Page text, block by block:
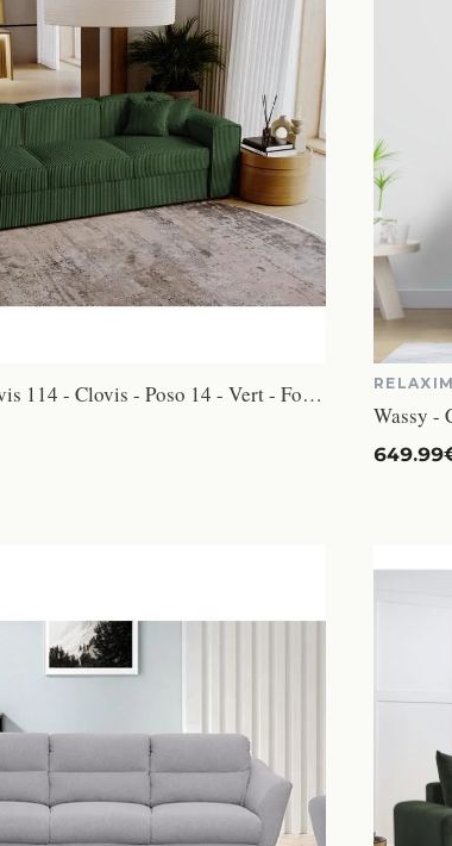
Canapé-lit Clovis 114 - Clovis - Poso 14 - Vert - Fonction de couchage - Pieds en plastique
Wassy -